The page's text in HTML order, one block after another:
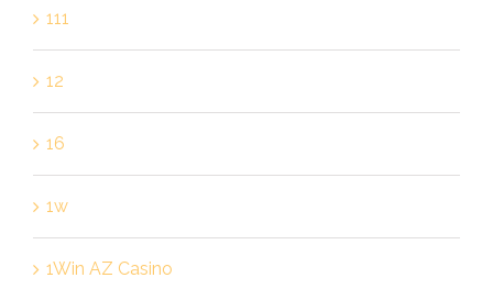
111
12
16
1w
1Win AZ Casino